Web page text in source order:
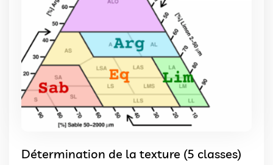
Détermination de la texture (5 classes)